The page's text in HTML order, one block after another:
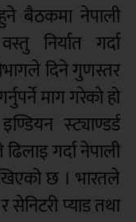
बैठकमा नेपाली
निर्यात गर्दा
दिने गुणस्तर
माग गरेको हो
स्ट्याण्डर्ड
गर्दा नेपाली
छ । भारतले
सेनिटरी प्याड तथा